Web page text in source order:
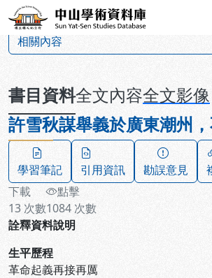
跳到主要內容
中山學術資料庫
相關內容
書目資料全文內容全文影像
許雪秋謀舉義於廣東潮州
學習筆記 引用資訊 勘誤意見
下載
13 次數
點擊
1084 次數
詮釋資料說明
生平歷程
革命起義再接再厲